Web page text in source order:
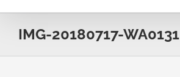
IMG-20180717-WA0131